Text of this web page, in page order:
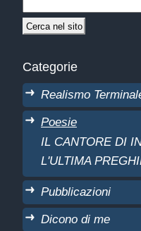
Categorie
Realismo
Poesie
IL CANTORE DI
L'ULTIMA
Pubblicazioni
Dicono di me